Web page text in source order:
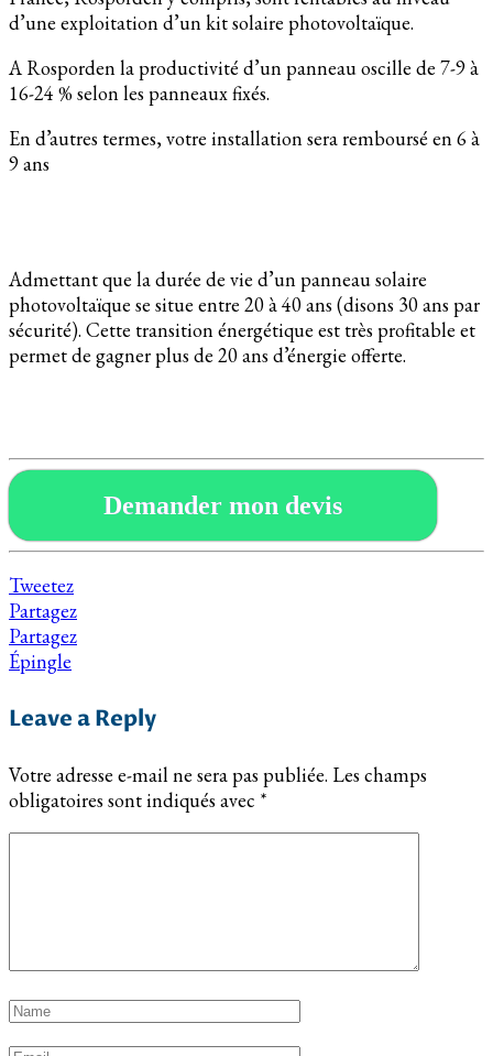
d’une exploitation d’un kit solaire photovoltaïque.
A Rosporden la productivité d’un panneau oscille de 7-9 à
16-24 % selon les panneaux fixés.
En d’autres termes, votre installation sera remboursé en 6 à
9 ans
Admettant que la durée de vie d’un panneau solaire
photovoltaïque se situe entre 20 à 40 ans (disons 30 ans par
sécurité). Cette transition énergétique est très profitable et
permet de gagner plus de 20 ans d’énergie offerte.
Demander mon devis
Tweetez
Partagez
Partagez
Épingle
Leave a Reply
Votre adresse e-mail ne sera pas publiée. Les champs
obligatoires sont indiqués avec *